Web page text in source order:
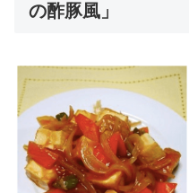
の酢豚風」